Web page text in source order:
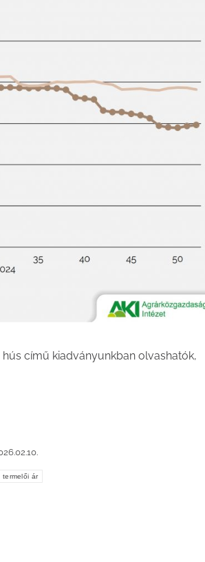
című kiadványunkban olvashatók,
termelői ár